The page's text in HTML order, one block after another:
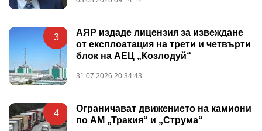
3
АЯР издаде лицензия за извеждане
от експлоатация на трети и четвърти
блок на АЕЦ „Козлодуй“
31.07.2026 20:34:43
4
Ограничават движението на камиони
по АМ „Тракия“ и „Струма“